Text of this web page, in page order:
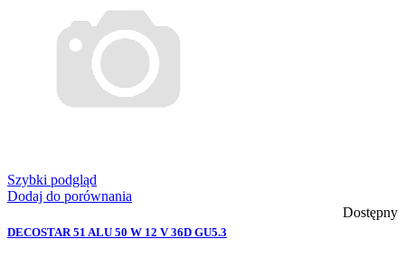
Szybki podgląd
Dodaj do porównania
Dostępny
DECOSTAR 51 ALU 50 W 12 V 36D GU5.3